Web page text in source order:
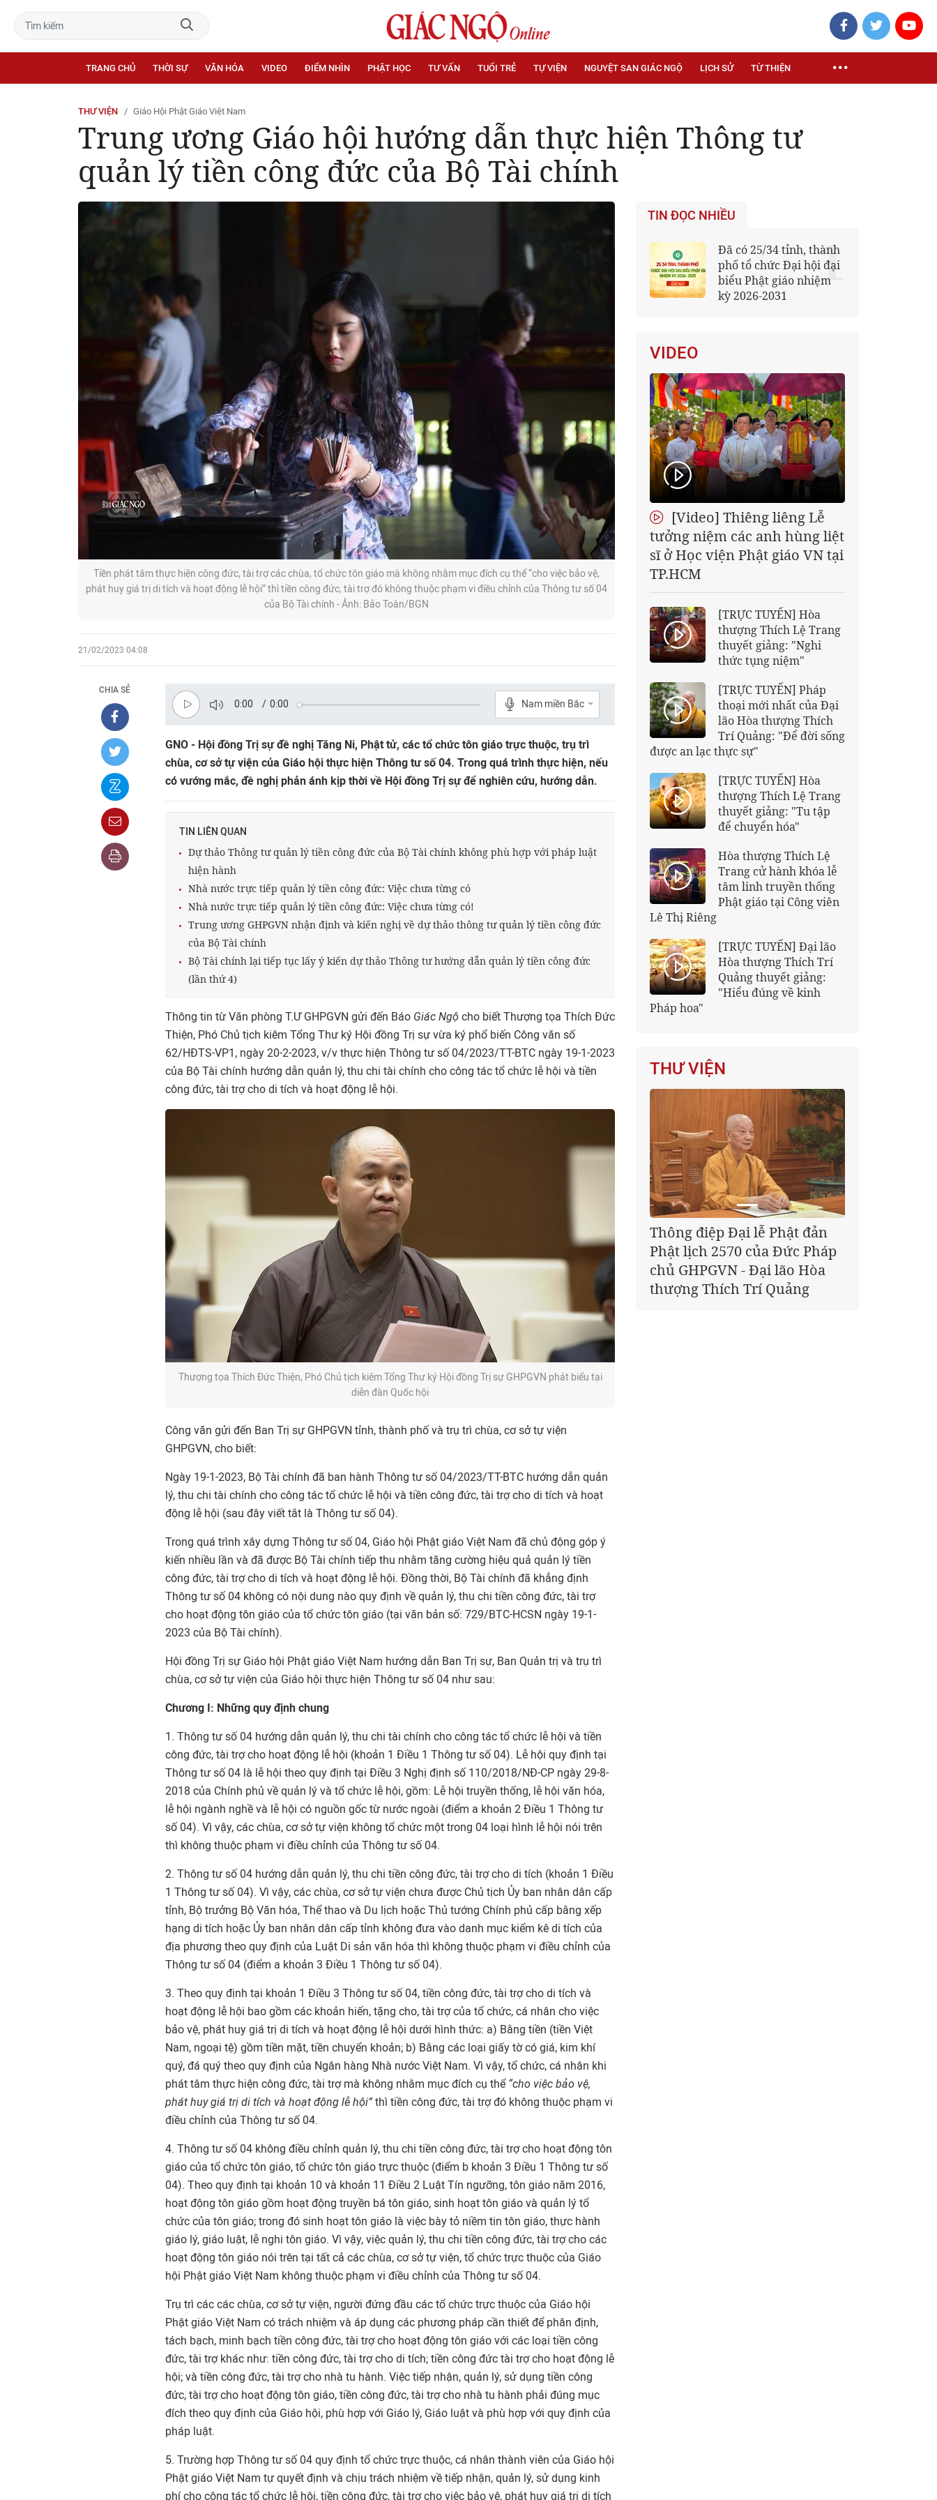
TRANG CHỦ THỜI SỰ VĂN HÓA VIDEO ĐIỂM NHÌN PHẬT HỌC TƯ VẤN TUỔI TRẺ TỰ VIỆN NGUYỆT SAN GIÁC NGỘ LỊCH SỬ TỪ THIỆN
THƯ VIỆN Giáo Hội Phật Giáo Việt Nam
Trung ương Giáo hội hướng dẫn thực hiện Thông tư
quản lý tiền công đức của Bộ Tài chính
Tiền phát tâm thực hiện công đức, tài trợ các chùa, tổ chức tôn giáo mà không nhằm mục đích cụ thể “cho việc bảo vệ,
phát huy giá trị di tích và hoạt động lễ hội” thì tiền công đức, tài trợ đó không thuộc phạm vi điều chỉnh của Thông tư số 04
của Bộ Tài chính - Ảnh: Bảo Toàn/BGN
21/02/2023 04:08
CHIA SẺ
0:00 / 0:00 Nam miền Bắc
GNO - Hội đồng Trị sự đề nghị Tăng Ni, Phật tử, các tổ chức tôn giáo trực thuộc, trụ trì
chùa, cơ sở tự viện của Giáo hội thực hiện Thông tư số 04. Trong quá trình thực hiện, nếu
có vướng mắc, đề nghị phản ánh kịp thời về Hội đồng Trị sự để nghiên cứu, hướng dẫn.
TIN LIÊN QUAN
Dự thảo Thông tư quản lý tiền công đức của Bộ Tài chính không phù hợp với pháp luật
hiện hành
Nhà nước trực tiếp quản lý tiền công đức: Việc chưa từng có
Nhà nước trực tiếp quản lý tiền công đức: Việc chưa từng có!
Trung ương GHPGVN nhận định và kiến nghị về dự thảo thông tư quản lý tiền công đức
của Bộ Tài chính
Bộ Tài chính lại tiếp tục lấy ý kiến dự thảo Thông tư hướng dẫn quản lý tiền công đức
(lần thứ 4)
Thông tin từ Văn phòng T.Ư GHPGVN gửi đến Báo Giác Ngộ cho biết Thượng tọa Thích Đức
Thiện, Phó Chủ tịch kiêm Tổng Thư ký Hội đồng Trị sự vừa ký phổ biến Công văn số
62/HĐTS-VP1, ngày 20-2-2023, v/v thực hiện Thông tư số 04/2023/TT-BTC ngày 19-1-2023
của Bộ Tài chính hướng dẫn quản lý, thu chi tài chính cho công tác tổ chức lễ hội và tiền
công đức, tài trợ cho di tích và hoạt động lễ hội.
Thượng tọa Thích Đức Thiện, Phó Chủ tịch kiêm Tổng Thư ký Hội đồng Trị sự GHPGVN phát biểu tại
diễn đàn Quốc hội
Công văn gửi đến Ban Trị sự GHPGVN tỉnh, thành phố và trụ trì chùa, cơ sở tự viện
GHPGVN, cho biết:
Ngày 19-1-2023, Bộ Tài chính đã ban hành Thông tư số 04/2023/TT-BTC hướng dẫn quản
lý, thu chi tài chính cho công tác tổ chức lễ hội và tiền công đức, tài trợ cho di tích và hoạt
động lễ hội (sau đây viết tắt là Thông tư số 04).
Trong quá trình xây dựng Thông tư số 04, Giáo hội Phật giáo Việt Nam đã chủ động góp ý
kiến nhiều lần và đã được Bộ Tài chính tiếp thu nhằm tăng cường hiệu quả quản lý tiền
công đức, tài trợ cho di tích và hoạt động lễ hội. Đồng thời, Bộ Tài chính đã khẳng định
Thông tư số 04 không có nội dung nào quy định về quản lý, thu chi tiền công đức, tài trợ
cho hoạt động tôn giáo của tổ chức tôn giáo (tại văn bản số: 729/BTC-HCSN ngày 19-1-
2023 của Bộ Tài chính).
Hội đồng Trị sự Giáo hội Phật giáo Việt Nam hướng dẫn Ban Trị sự, Ban Quản trị và trụ trì
chùa, cơ sở tự viện của Giáo hội thực hiện Thông tư số 04 như sau:
Chương I: Những quy định chung
1. Thông tư số 04 hướng dẫn quản lý, thu chi tài chính cho công tác tổ chức lễ hội và tiền
công đức, tài trợ cho hoạt động lễ hội (khoản 1 Điều 1 Thông tư số 04). Lễ hội quy định tại
Thông tư số 04 là lễ hội theo quy định tại Điều 3 Nghị định số 110/2018/NĐ-CP ngày 29-8-
2018 của Chính phủ về quản lý và tổ chức lễ hội, gồm: Lễ hội truyền thống, lễ hội văn hóa,
lễ hội ngành nghề và lễ hội có nguồn gốc từ nước ngoài (điểm a khoản 2 Điều 1 Thông tư
số 04). Vì vậy, các chùa, cơ sở tự viện không tổ chức một trong 04 loại hình lễ hội nói trên
thì không thuộc phạm vi điều chỉnh của Thông tư số 04.
2. Thông tư số 04 hướng dẫn quản lý, thu chi tiền công đức, tài trợ cho di tích (khoản 1 Điều
1 Thông tư số 04). Vì vậy, các chùa, cơ sở tự viện chưa được Chủ tịch Ủy ban nhân dân cấp
tỉnh, Bộ trưởng Bộ Văn hóa, Thể thao và Du lịch hoặc Thủ tướng Chính phủ cấp bằng xếp
hạng di tích hoặc Ủy ban nhân dân cấp tỉnh không đưa vào danh mục kiểm kê di tích của
địa phương theo quy định của Luật Di sản văn hóa thì không thuộc phạm vi điều chỉnh của
Thông tư số 04 (điểm a khoản 3 Điều 1 Thông tư số 04).
3. Theo quy định tại khoản 1 Điều 3 Thông tư số 04, tiền công đức, tài trợ cho di tích và
hoạt động lễ hội bao gồm các khoản hiến, tặng cho, tài trợ của tổ chức, cá nhân cho việc
bảo vệ, phát huy giá trị di tích và hoạt động lễ hội dưới hình thức: a) Bằng tiền (tiền Việt
Nam, ngoại tệ) gồm tiền mặt, tiền chuyển khoản; b) Bằng các loại giấy tờ có giá, kim khí
quý, đá quý theo quy định của Ngân hàng Nhà nước Việt Nam. Vì vậy, tổ chức, cá nhân khi
phát tâm thực hiện công đức, tài trợ mà không nhằm mục đích cụ thể “cho việc bảo vệ,
phát huy giá trị di tích và hoạt động lễ hội” thì tiền công đức, tài trợ đó không thuộc phạm vi
điều chỉnh của Thông tư số 04.
4. Thông tư số 04 không điều chỉnh quản lý, thu chi tiền công đức, tài trợ cho hoạt động tôn
giáo của tổ chức tôn giáo, tổ chức tôn giáo trực thuộc (điểm b khoản 3 Điều 1 Thông tư số
04). Theo quy định tại khoản 10 và khoản 11 Điều 2 Luật Tín ngưỡng, tôn giáo năm 2016,
hoạt động tôn giáo gồm hoạt động truyền bá tôn giáo, sinh hoạt tôn giáo và quản lý tổ
chức của tôn giáo; trong đó sinh hoạt tôn giáo là việc bày tỏ niềm tin tôn giáo, thực hành
giáo lý, giáo luật, lễ nghi tôn giáo. Vì vậy, việc quản lý, thu chi tiền công đức, tài trợ cho các
hoạt động tôn giáo nói trên tại tất cả các chùa, cơ sở tự viện, tổ chức trực thuộc của Giáo
hội Phật giáo Việt Nam không thuộc phạm vi điều chỉnh của Thông tư số 04.
Trụ trì các các chùa, cơ sở tự viện, người đứng đầu các tổ chức trực thuộc của Giáo hội
Phật giáo Việt Nam có trách nhiệm và áp dụng các phương pháp cần thiết để phân định,
tách bạch, minh bạch tiền công đức, tài trợ cho hoạt động tôn giáo với các loại tiền công
đức, tài trợ khác như: tiền công đức, tài trợ cho di tích; tiền công đức tài trợ cho hoạt động lễ
hội; và tiền công đức, tài trợ cho nhà tu hành. Việc tiếp nhận, quản lý, sử dụng tiền công
đức, tài trợ cho hoạt động tôn giáo, tiền công đức, tài trợ cho nhà tu hành phải đúng mục
đích theo quy định của Giáo hội, phù hợp với Giáo lý, Giáo luật và phù hợp với quy định của
pháp luật.
5. Trường hợp Thông tư số 04 quy định tổ chức trực thuộc, cá nhân thành viên của Giáo hội
Phật giáo Việt Nam tự quyết định và chịu trách nhiệm về tiếp nhận, quản lý, sử dụng kinh
phí cho công tác tổ chức lễ hội, tiền công đức, tài trợ cho việc bảo vệ, phát huy giá trị di tích
TIN ĐỌC NHIỀU
Đã có 25/34 tỉnh, thành
phố tổ chức Đại hội đại
biểu Phật giáo nhiệm
kỳ 2026-2031
1
VIDEO
[Video] Thiêng liêng Lễ
tưởng niệm các anh hùng liệt
sĩ ở Học viện Phật giáo VN tại
TP.HCM
[TRỰC TUYẾN] Hòa
thượng Thích Lệ Trang
thuyết giảng: "Nghi
thức tụng niệm"
[TRỰC TUYẾN] Pháp
thoại mới nhất của Đại
lão Hòa thượng Thích
Trí Quảng: "Để đời sống
được an lạc thực sự"
[TRỰC TUYẾN] Hòa
thượng Thích Lệ Trang
thuyết giảng: "Tu tập
để chuyển hóa"
Hòa thượng Thích Lệ
Trang cử hành khóa lễ
tâm linh truyền thống
Phật giáo tại Công viên
Lê Thị Riêng
[TRỰC TUYẾN] Đại lão
Hòa thượng Thích Trí
Quảng thuyết giảng:
"Hiểu đúng về kinh
Pháp hoa"
THƯ VIỆN
Thông điệp Đại lễ Phật đản
Phật lịch 2570 của Đức Pháp
chủ GHPGVN - Đại lão Hòa
thượng Thích Trí Quảng